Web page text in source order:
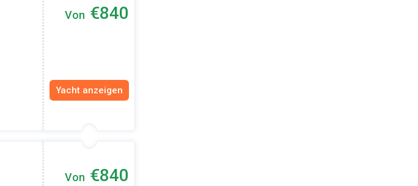
Von €840
Yacht anzeigen
Von €840